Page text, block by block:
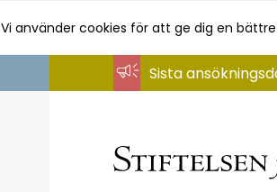
Vi använder cookies för att ge dig en
Sista